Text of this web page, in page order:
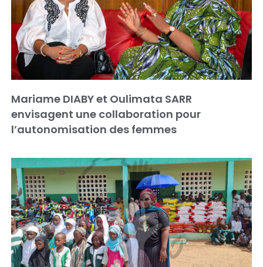
Mariame DIABY et Oulimata SARR
envisagent une collaboration pour
l’autonomisation des femmes